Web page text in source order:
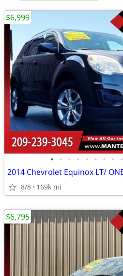
• • • • • • • • •
8/8 169k mi
$6,999
$6,795